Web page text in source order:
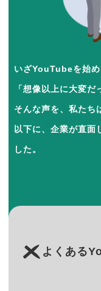
いざYouTubeを始
「想像以上に大変
そんな声を、私たち
以下に、企業が直面
した。
よくある